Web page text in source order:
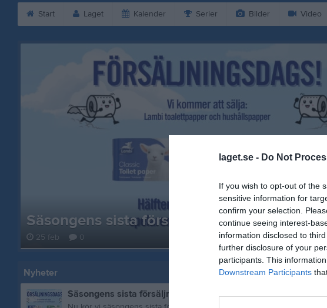
laget.se - Do Not
If you wish to opt-out of the
sensitive information for
confirm your selection.
continue seeing interest-
information disclosed to
further disclosure of your
participants. This
Downstream Participants
Start Laget Kalender Serier Bilder Video
Säsongens sista försäljningstillfälle!
25 feb 0
Nyheter
Säsongens sista försäljningstillfälle!